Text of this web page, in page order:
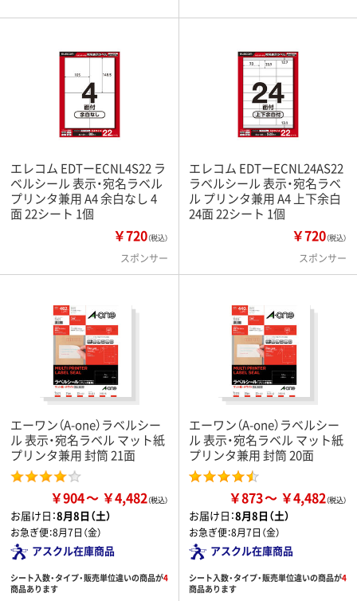
エレコム EDTーECNL4S22 ラ
ベルシール 表示・宛名ラベル
プリンタ兼用 A4 余白なし 4
面 22シート 1個
￥720（税込）
スポンサー
エレコム EDTーECNL24AS22
ラベルシール 表示・宛名ラベ
ル プリンタ兼用 A4 上下余白
24面 22シート 1個
￥720（税込）
スポンサー
エーワン（A-one）ラベルシー
ル 表示・宛名ラベル マット紙
プリンタ兼用 封筒 21面
￥904 ￥4,482
お届け日：8月8日（土）
お急ぎ便：8月7日（金）
アスクル在庫商品
シート入数・タイプ・販売単位違いの商品が4
商品あります
エーワン（A-one）ラベルシー
ル 表示・宛名ラベル マット紙
プリンタ兼用 封筒 20面
￥873 ￥4,482
お届け日：8月8日（土）
お急ぎ便：8月7日（金）
アスクル在庫商品
シート入数・タイプ・販売単位違いの商品が4
商品あります